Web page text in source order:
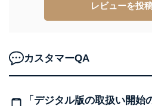
個人情報の種類
1
当社の定期購読サ
ービス等をご利用
析して、
レビューを投
カスタマーQA
「デジタル版の取扱い開始